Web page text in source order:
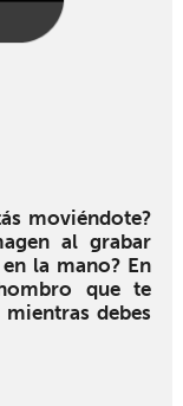
moviéndote?
al grabar
la mano? En
que te
debes